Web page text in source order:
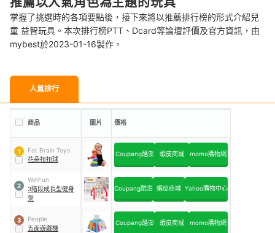
掌握了挑選時的各項要點後，接下來將以推薦排行榜的形式介紹兒
童 益智玩具。本次排行榜PTT、Dcard等論壇評價及官方資訊，由
mybest於2023-01-16製作。
人氣排行
商品 圖片 價格
1
Fat Brain Toys
花朵扭扭球
Coupang酷澎 蝦皮商城 momo購物網
2
WinFun
3階段成長型健身
架
Coupang酷澎 蝦皮商城 Yahoo購物中心
3
People
五面遊戲機
Coupang酷澎 蝦皮商城 momo購物網